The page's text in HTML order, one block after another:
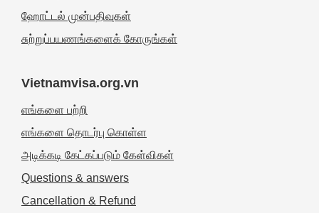
ஹோட்டல் முன்பதிவுகள்
சுற்றுப்பயணங்களைக் கோருங்கள்
Vietnamvisa.org.vn
எங்களை பற்றி
எங்களை தொடர்பு கொள்ள
அடிக்கடி கேட்கப்படும் கேள்விகள்
Questions & answers
Cancellation & Refund